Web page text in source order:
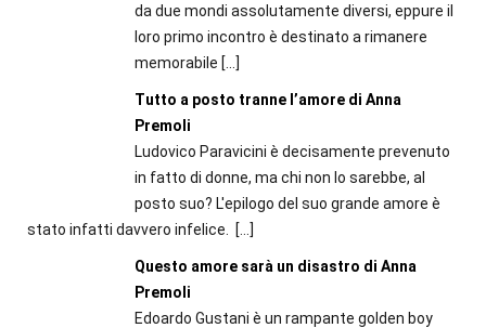
da due mondi assolutamente diversi, eppure il
loro primo incontro è destinato a rimanere
memorabile […]
Tutto a posto tranne l’amore di Anna
Premoli
Ludovico Paravicini è decisamente prevenuto
in fatto di donne, ma chi non lo sarebbe, al
posto suo? L'epilogo del suo grande amore è
stato infatti davvero infelice.
[…]
Questo amore sarà un disastro di Anna
Premoli
Edoardo Gustani è un rampante golden boy